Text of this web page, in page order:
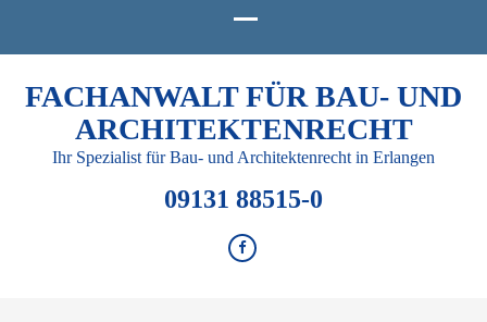
FACHANWALT FÜR BAU- UND
ARCHITEKTENRECHT
Ihr Spezialist für Bau- und Architektenrecht in Erlangen
09131 88515-0